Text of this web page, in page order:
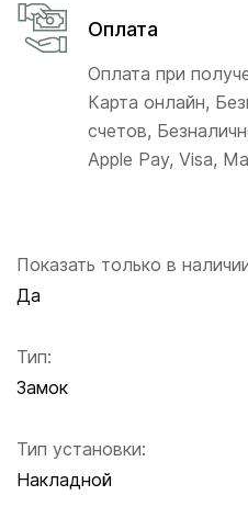
Показать только в
Да
Тип:
Замок
Тип установки:
Накладной
Оплата
Оплата при
Карта онлайн,
счетов,
Apple Pay, Visa,